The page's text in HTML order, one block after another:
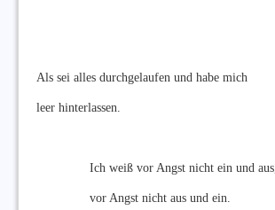
Als sei alles durchgelaufen und habe mich
leer hinterlassen.
Ich weiß vor Angst nicht ein und aus,
vor Angst nicht aus und ein.